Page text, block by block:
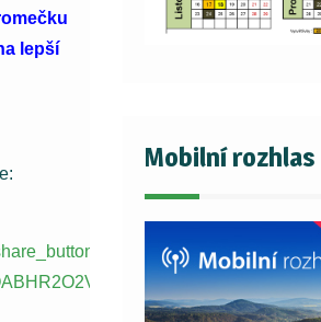
lepší
Mobilní rozhlas